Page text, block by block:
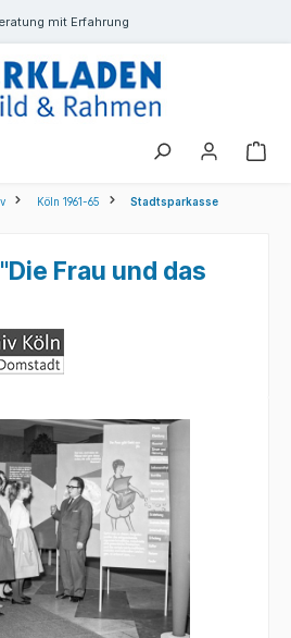
mit Erfahrung
Köln 1961-65 Stadtsparkasse
Frau und das